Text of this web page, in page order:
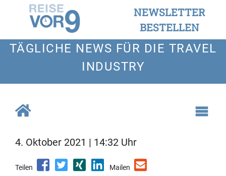
NEWSLETTER
BESTELLEN
TÄGLICHE NEWS FÜR DIE TRAVEL
INDUSTRY
4. Oktober 2021 | 14:32 Uhr
Teilen Mailen